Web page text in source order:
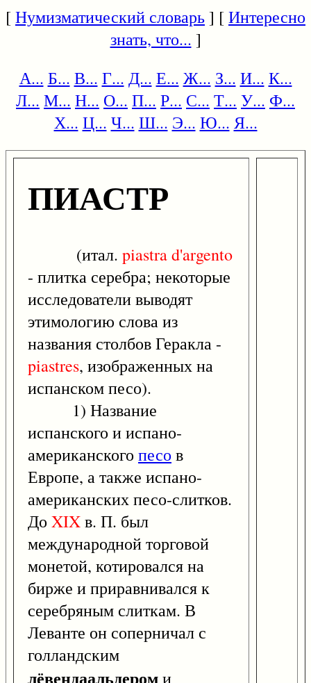
[Нумизматический словарь] [Интересно
знать, что... ]
А... Б... В... Г... Д... Е... Ж... З... И... К...
Л... М... Н... О... П... Р... С... Т... У... Ф...
Х... Ц... Ч... Ш... Э... Ю... Я...
ПИАСТР
(итал. piastrad'argento
- плитка серебра; некоторые
исследователи выводят
этимологию слова из
названия столбов Геракла -
piastres, изображенных на
испанском песо).
1) Название
испанского и испано-
американского песо в
Европе, а также испано-
американских песо-слитков.
До XIXв. П. был
международной торговой
монетой, котировался на
бирже и приравнивался к
серебряным слиткам. В
Леванте он соперничал с
голландским
лёвендаальдероми